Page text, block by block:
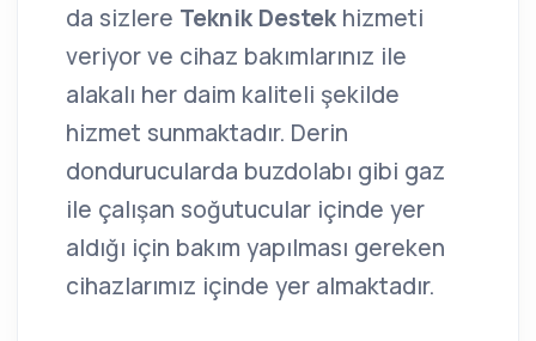
da sizlere Teknik Destek hizmeti
veriyor ve cihaz bakımlarınız ile
alakalı her daim kaliteli şekilde
hizmet sunmaktadır. Derin
dondurucularda buzdolabı gibi gaz
ile çalışan soğutucular içinde yer
aldığı için bakım yapılması gereken
cihazlarımız içinde yer almaktadır.